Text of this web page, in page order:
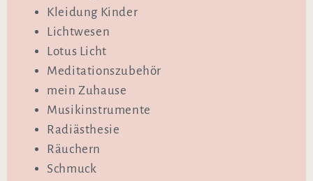
Kleidung Kinder
Lichtwesen
Lotus Licht
Meditationszubehör
mein Zuhause
Musikinstrumente
Radiästhesie
Räuchern
Schmuck